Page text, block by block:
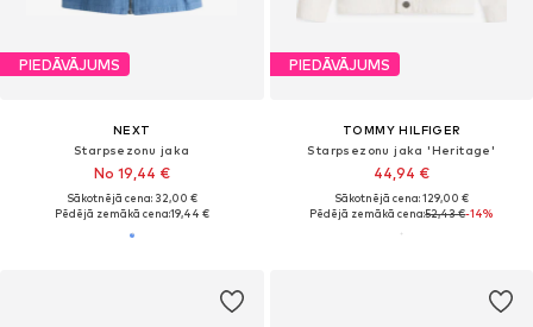
PIEDĀVĀJUMS
NEXT
Starpsezonu jaka
No 19,44 €
Sākotnējā cena: 32,00 €
Pēdējā zemākā cena:19,44 €
PIEDĀVĀJUMS
TOMMY HILFIGER
Starpsezonu jaka 'Heritage'
44,94 €
Sākotnējā cena: 129,00 €
Pēdējā zemākā cena:52,43 €-14%